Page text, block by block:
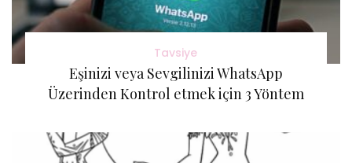
Tavsiye
Eşinizi veya Sevgilinizi WhatsApp
Üzerinden Kontrol etmek için 3 Yöntem